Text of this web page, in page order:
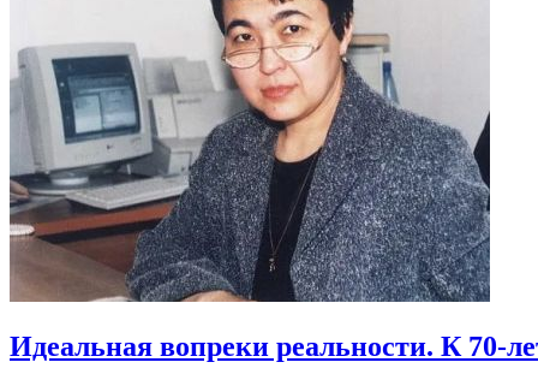
Идеальная вопреки реальности. К